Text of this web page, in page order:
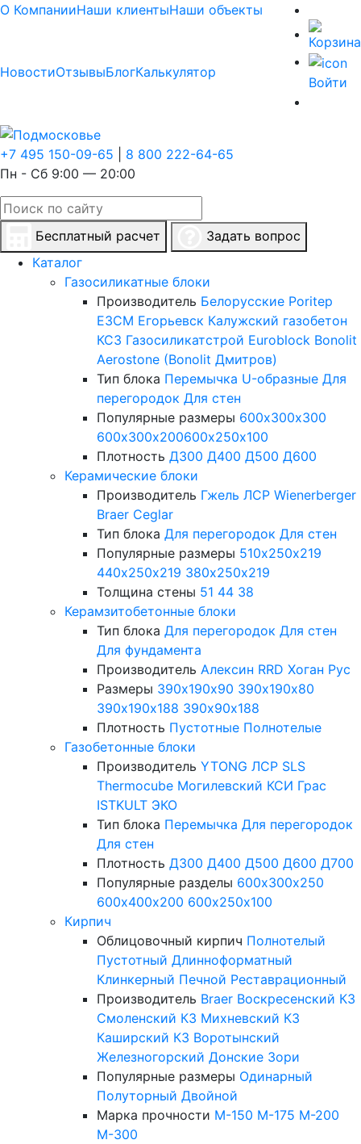
О КомпанииНаши клиентыНаши объекты
НовостиОтзывыБлогКалькулятор
Войти
+7 495 150-09-65
8 800 222-64-65
Пн - Сб 9:00 — 20:00
Бесплатный расчет
Задать вопрос
Каталог
Газосиликатные блоки
Производитель Белорусские Poritep
ЕЗСМ Егорьевск Калужский газобетон
КСЗ Газосиликатстрой Euroblock Bonolit
Aerostone (Bonolit Дмитров)
Тип блока Перемычка U-образные Для
перегородок Для стен
Популярные размеры 600х300х300
600х300х200600х250х100
Плотность Д300 Д400 Д500 Д600
Керамические блоки
Производитель Гжель ЛСР Wienerberger
Braer Ceglar
Тип блока Для перегородок Для стен
Популярные размеры 510х250х219
440х250х219 380х250х219
Толщина стены 51 44 38
Керамзитобетонные блоки
Тип блока Для перегородок Для стен
Для фундамента
Производитель Алексин RRD Хоган Рус
Размеры 390х190х90 390х190х80
390х190х188 390х90х188
Плотность Пустотные Полнотелые
Газобетонные блоки
Производитель YTONG ЛСР SLS
Thermocube Могилевский КСИ Грас
ISTKULT ЭКО
Тип блока Перемычка Для перегородок
Для стен
Плотность Д300 Д400 Д500 Д600 Д700
Популярные разделы 600х300х250
600х400х200 600х250х100
Кирпич
Облицовочный кирпич Полнотелый
Пустотный Длинноформатный
Клинкерный Печной Реставрационный
Производитель Braer Воскресенский КЗ
Смоленский КЗ Михневский КЗ
Каширский КЗ Воротынский
Железногорский Донские Зори
Популярные размеры Одинарный
Полуторный Двойной
Марка прочности М-150 М-175 М-200
М-300